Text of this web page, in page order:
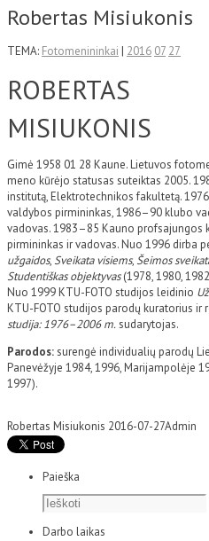
Robertas Misiukonis
TEMA: Fotomenininkai | 2016 07 27
ROBERTAS
MISIUKONIS
Gimė 1958 01 28 Kaune. Lietuvos
meno kūrėjo statusas suteiktas 2005.
institutą, Elektrotechnikos fakultetą.
valdybos pirmininkas, 1986–90 klubo
vadovas. 1983–85 Kauno
pirmininkas ir vadovas. Nuo 1996 dirba
užgaidos, Sveikata visiems, Šeimos
Studentiškas objektyvas(1978, 1980,
Nuo 1999 KTU-FOTO studijos leidinio
KTU-FOTO studijos parodų kuratorius ir
studija: 1976–2006 m.sudarytojas.
Parodos:surengė individualių parodų
Panevėžyje 1984, 1996, Marijampolėje
1997).
Robertas Misiukonis 2016-07-27Admin
Paieška
Darbo laikas